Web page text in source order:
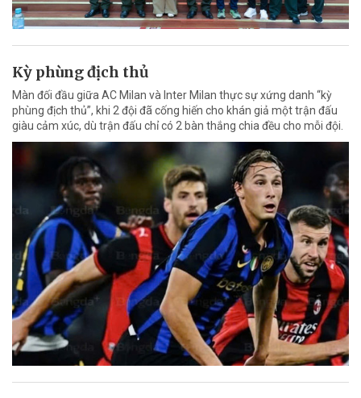
Kỳ phùng địch thủ
Màn đối đầu giữa AC Milan và Inter Milan thực sự xứng danh “kỳ
phùng địch thủ”, khi 2 đội đã cống hiến cho khán giả một trận đấu
giàu cảm xúc, dù trận đấu chỉ có 2 bàn thắng chia đều cho mỗi đội.